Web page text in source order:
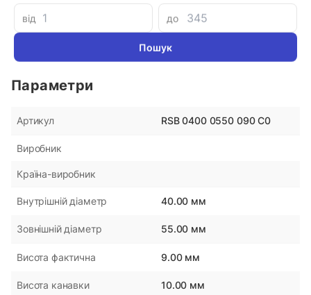
від до
Параметри
Артикул RSB 0400 0550 090 C0
Виробник
Країна-виробник
Внутрішній діаметр 40.00 мм
Зовнішній діаметр 55.00 мм
Висота фактична 9.00 мм
Висота канавки 10.00 мм